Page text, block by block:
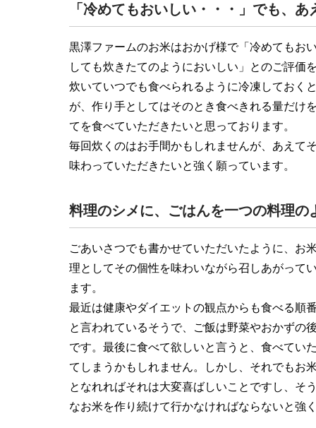
「冷めてもおいしい・・・」でも、
黒澤ファームのお米はおかげ様で「冷めてもお
しても炊きたてのようにおいしい」とのご評価
炊いていつでも食べられるように冷凍しておく
が、作り手としてはそのとき食べきれる量だけ
てを食べていただきたいと思っております。
毎回炊くのはお手間かもしれませんが、あえて
味わっていただきたいと強く願っています。
料理のシメに、ごはんを一つの料理の
ごあいさつでも書かせていただいたように、お
理としてその個性を味わいながら召しあがって
ます。
最近は健康やダイエットの観点からも食べる順
と言われているそうで、ご飯は野菜やおかずの
です。最後に食べて欲しいと言うと、食べてい
てしまうかもしれません。しかし、それでもお
となれればそれは大変喜ばしいことですし、そ
なお米を作り続けて行かなければならないと強